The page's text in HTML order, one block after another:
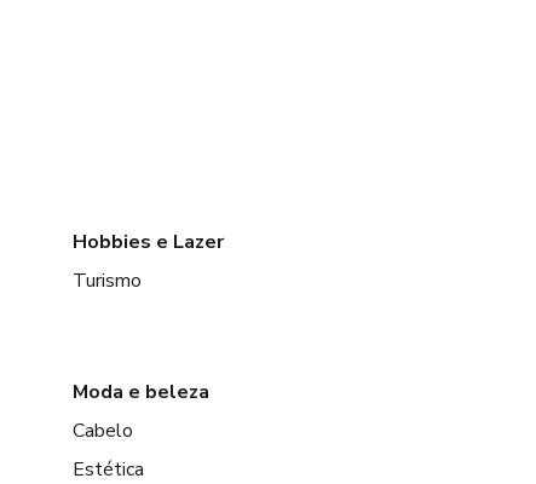
Hobbies e Lazer
Turismo
Moda e beleza
Cabelo
Estética